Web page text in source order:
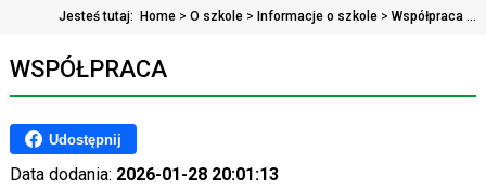
Jesteś tutaj: Home > O szkole > Informacje o szkole > Współpraca ...
WSPÓŁPRACA
Udostępnij
Data dodania: 2026-01-28 20:01:13